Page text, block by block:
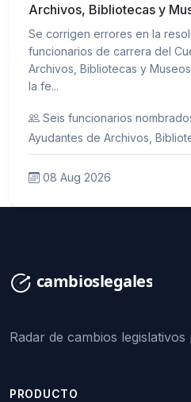
Archivos, Bibliotecas y
Se corrigen errores en la
funcionarios de carrera del
Archivos, Bibliotecas y
la fe...
Seis funcionarios
Ayudantes de Archivos,
08 Aug 2026
Radar de cambios
PRODUCTO